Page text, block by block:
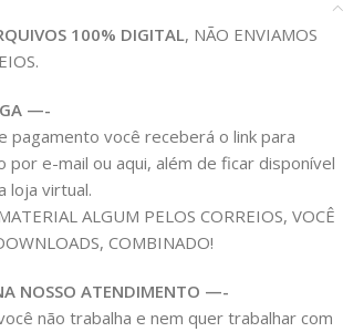
100% DIGITAL, NÃO ENVIAMOS
—-
pagamento você receberá o link para
por e-mail ou aqui, além de ficar disponível
loja virtual.
ALGUM PELOS CORREIOS, VOCÊ
COMBINADO!
NOSSO ATENDIMENTO —-
não trabalha e nem quer trabalhar com